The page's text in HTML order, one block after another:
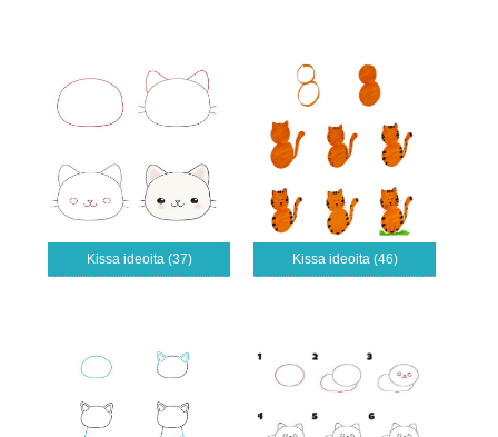
Kissa ideoita (37) Kissa ideoita (46)